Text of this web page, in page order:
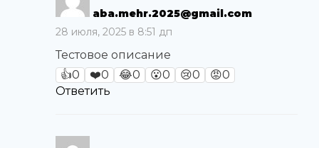
aba.mehr.2025@gmail.com
28 июля, 2025 в 8:51 дп
Тестовое описание
👍0 ❤️0 😂0 😮0 😢0 😡0
Ответить